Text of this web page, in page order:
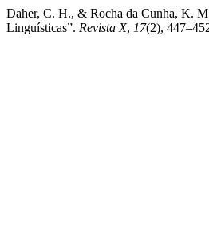
Daher, C. H., & Rocha da Cunha, K.
Linguísticas”. Revista X, 17(2),